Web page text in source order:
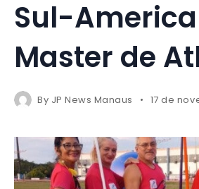
Sul-
Master de
By JP News Manaus 17 de